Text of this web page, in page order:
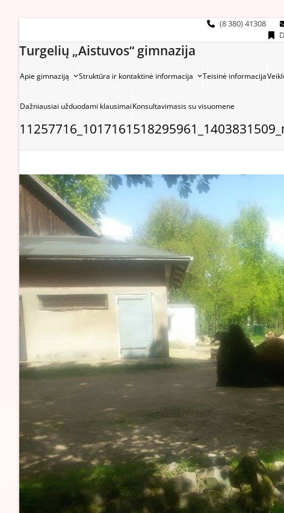
(8 380) 41308
Turgelių „Aistuvos“ gimnazija
Apie gimnaziją Struktūra ir kontaktinė informacija Teisinė informacija
Dažniausiai užduodami klausimaiKonsultavimasis su visuomene